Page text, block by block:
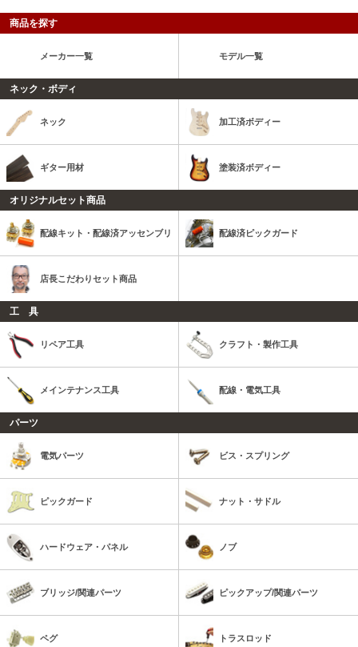
商品を探す
メーカー一覧 モデル一覧
ネック・ボディ
ネック 加工済ボディー
ギター用材 塗装済ボディー
オリジナルセット商品
配線キット・配線済アッセンブリ 配線済ピックガード
店長こだわりセット商品
工 具
リペア工具 クラフト・製作工具
メインテナンス工具 配線・電気工具
パーツ
電気パーツ ビス・スプリング
ピックガード ナット・サドル
ハードウェア・パネル ノブ
ブリッジ/関連パーツ ピックアップ/関連パーツ
ペグ トラスロッド